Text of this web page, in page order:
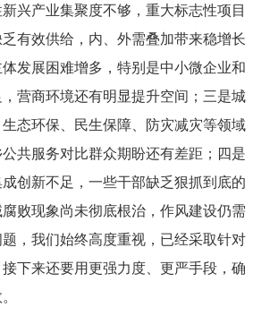
兴产业集聚度不够，重大标志性项目
有效供给，内、外需叠加带来稳增长
发展困难增多，特别是中小微企业和
营商环境还有明显提升空间； 三是城
态环保、民生保障、防灾减灾等领域
共服务对比群众期盼还有差距； 四是
创新不足，一些干部缺乏狠抓到底的
败现象尚未彻底根治，作风建设仍需
，我们始终高度重视，已经采取针对
下来还要用更强力度、更严手段，确